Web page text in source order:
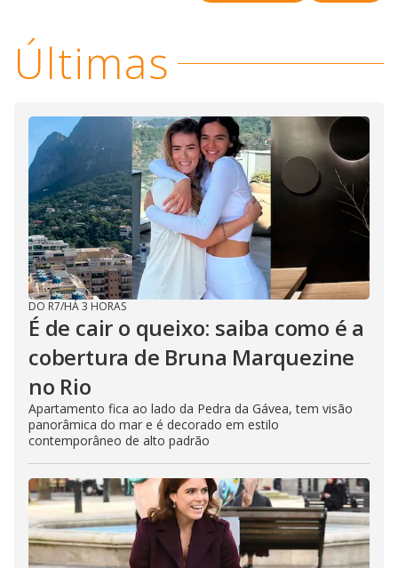
d
e
o
Últimas
DO R7/HÁ 3 HORAS
É de cair o queixo: saiba como é a
cobertura de Bruna Marquezine
no Rio
Apartamento fica ao lado da Pedra da Gávea, tem visão
panorâmica do mar e é decorado em estilo
contemporâneo de alto padrão